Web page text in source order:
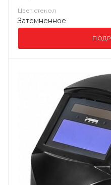
Цвет стекол
Затемненное